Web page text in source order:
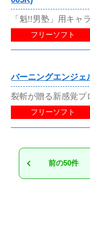
「魁!!男塾」用キャ
フリーソフト
バーニングエンジェ
裂斬が贈る新感覚プ
フリーソフト
前の50件